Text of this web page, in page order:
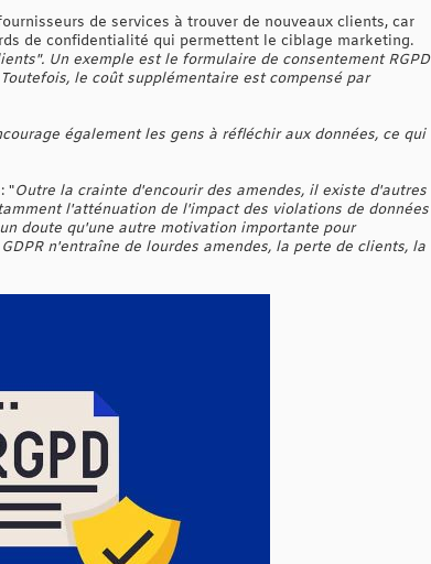
de services à trouver de nouveaux clients, car
de confidentialité qui permettent le ciblage marketing.
Un exemple est le formulaire de consentement RGPD
le coût supplémentaire est compensé par
également les gens à réfléchir aux données, ce qui
"Outre la crainte d'encourir des amendes, il existe d'autres
l'atténuation de l'impact des violations de données
doute qu'une autre motivation importante pour
n'entraîne de lourdes amendes, la perte de clients, la